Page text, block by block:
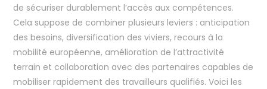
de sécuriser durablement l’accès aux compétences.
Cela suppose de combiner plusieurs leviers : anticipation
des besoins, diversification des viviers, recours à la
mobilité européenne, amélioration de l’attractivité
terrain et collaboration avec des partenaires capables de
mobiliser rapidement des travailleurs qualifiés. Voici les